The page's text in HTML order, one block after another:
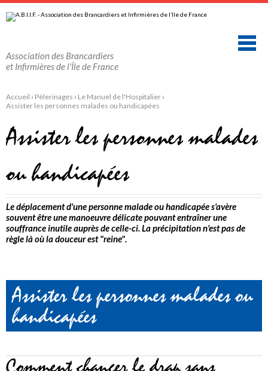
au
contenu.
navigation
personnels
Association des Brancardiers
et Infirmières de l'Île de France
Accueil › Pèlerinages › Le Manuel de l'Hospitalier ›
Assister les personnes malades ou handicapées
Assister les personnes malades
ou handicapées
Le déplacement d'une personne malade ou handicapée s'avère
souvent être une manoeuvre délicate pouvant entraîner une
souffrance inutile auprès de celle-ci. La précipitation n'est pas de
règle là où la douceur est "reine".
Assister les personnes malades ou
handicapées